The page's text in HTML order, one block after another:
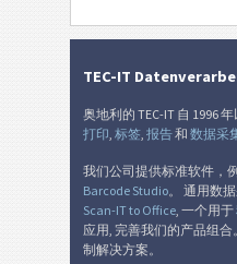
₣ 瑞士 QR
TEC-IT
奥地利的 TEC-IT 自 1996
打印, 标签, 报告和 数据采
我们公司提供标准软件，
Barcode Studio。 通用数
Scan-IT to Office, 一个用于
应用, 完善我们的产品组合
制解决方案。